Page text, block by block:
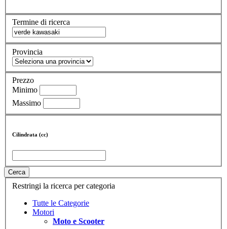
Termine di ricerca
Provincia
Prezzo
Minimo
Massimo
Cilindrata (cc)
Cerca
Restringi la ricerca per categoria
Tutte le Categorie
Motori
Moto e Scooter